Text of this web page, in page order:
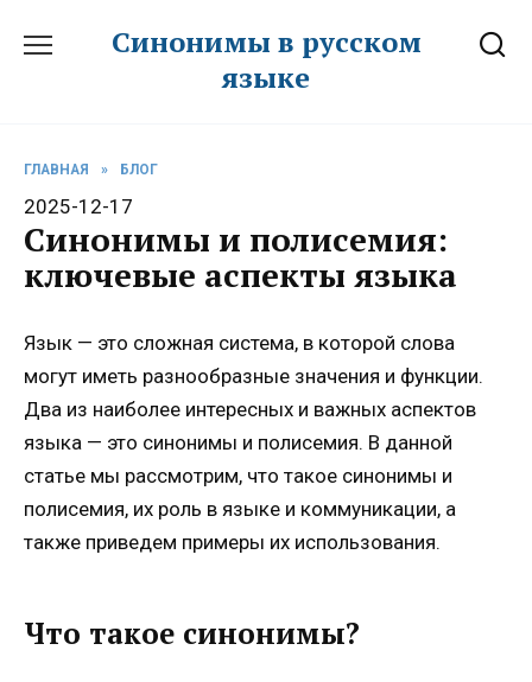
Синонимы в русском
языке
ГЛАВНАЯ » БЛОГ
2025-12-17
Синонимы и полисемия:
ключевые аспекты языка
Язык — это сложная система, в которой слова
могут иметь разнообразные значения и функции.
Два из наиболее интересных и важных аспектов
языка — это синонимы и полисемия. В данной
статье мы рассмотрим, что такое синонимы и
полисемия, их роль в языке и коммуникации, а
также приведем примеры их использования.
Что такое синонимы?